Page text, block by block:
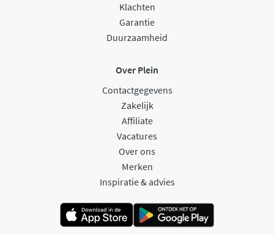
Klachten
Garantie
Duurzaamheid
Over Plein
Contactgegevens
Zakelijk
Affiliate
Vacatures
Over ons
Merken
Inspiratie & advies